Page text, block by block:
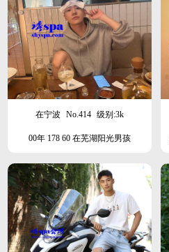
在宁波 No.414 级别:3k
00年 178 60 在芜湖阳光男孩